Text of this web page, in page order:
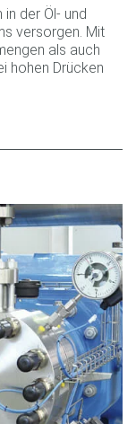
der Öl- und
versorgen. Mit
als auch
hohen Drücken